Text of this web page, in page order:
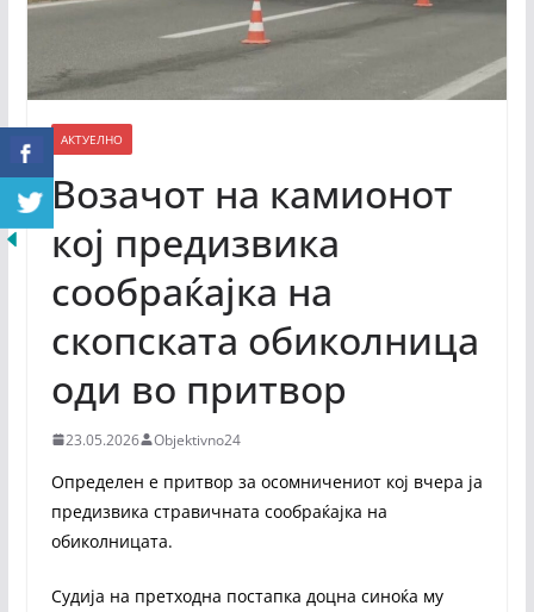
АКТУЕЛНО
Возачот на камионот
кој предизвика
сообраќајка на
скопската обиколница
оди во притвор
23.05.2026 Objektivno24
Определен е притвор за осомничениот кој вчера ја
предизвика стравичната сообраќајка на
обиколницата.
Судија на претходна постапка доцна синоќа му